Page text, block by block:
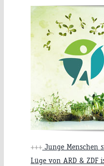
+++ Junge
Lüge von ARD &